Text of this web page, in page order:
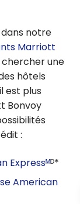
notre
Marriott
chercher une
hôtels
est plus
Bonvoy
:
Expressᴹᴰ*
American